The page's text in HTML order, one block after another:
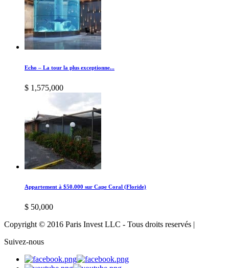
Echo – La tour la plus exceptionne...
$ 1,575,000
Appartement à $50.000 sur Cape Coral (Floride)
$ 50,000
Copyright © 2016 Paris Invest LLC - Tous droits reservés |
Suivez-nous